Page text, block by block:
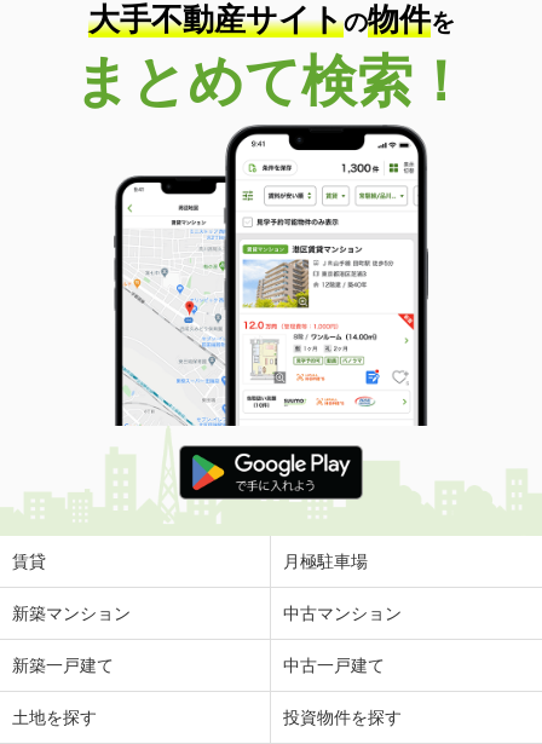
大手不動産サイトの物件を
まとめて検索！
賃貸 月極駐車場
新築マンション 中古マンション
新築一戸建て 中古一戸建て
土地を探す 投資物件を探す